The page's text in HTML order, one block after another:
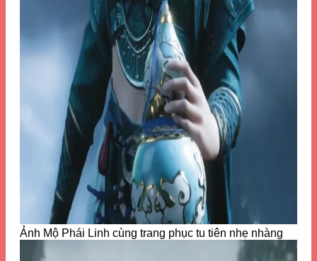
Ảnh Mộ Phái Linh cùng trang phục tu tiên nhẹ nhàng